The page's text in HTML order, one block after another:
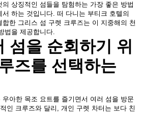
상징적인 섬들을 탐험하는 가장 좋은 방법
하는 것입니다. 떠 다니는 부티크 호텔의
한 그리스 섬 구렛 크루즈는 이 지중해의 천
법을 제공합니다.
섬을 순회하기 위
즈를 선택하는
아한 목조 요트를 즐기면서 여러 섬을 방문
인 크루즈와 달리, 개인 구렛 차터는 보다 친